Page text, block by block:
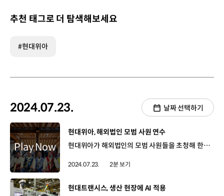
추천 태그로 더 탐색해보세요
#현대위아
2024.07.23. 날짜 선택하기
[동영상]
현대위아, 해외법인 모범 사원 연수
현대위아가 해외법인의 모범 사원들을 초청해 한국 연수를 진행했습니다. 지난 1일, 멕시코와 인도 등 현대위아 해외법인에서 일하는 48명의 해외 사원들이 우리나라를 찾아 4박 5일 동안 서울과 부산, 창원을 오가며 알찬 시간을 보냈습니다. 서울에서는 한복 체험과 함께 민속박물관을 방문해 한국 문화를 즐겼고 현대 모터스튜디오 고양을 방문해 현대자동차그룹의 밸류체인을 직접 체험했습니다. 현대위아 창원 본사에서는 경영지원본부장 양태규 전무와 질의응답 시간을 통해 본사와 법인의 비전과 방향성을 함께 공유했으며, 최근에 문을 연 안전교육센터 S+, 사내의원 H+ 등을 둘러보며 변화하는 업무 환경을 체험했습니다. 또한, '2024 부산모빌리티쇼'를 참관하며 모빌리티 분야의 트렌드를 살펴보는 시간을 갖기도 했는데요, 현대위아는 앞으로도 해외법인 모범사원들이 자부심을 가지고 해외에서도 우리나라와 현대위아의 비전과 가치를 널리 알릴 수 있도록 꾸준한 지원을 이어나갈 계획입니다.
2024.07.23. 2분 보기
[동영상]
현대트랜시스, 생산 현장에 AI 적용